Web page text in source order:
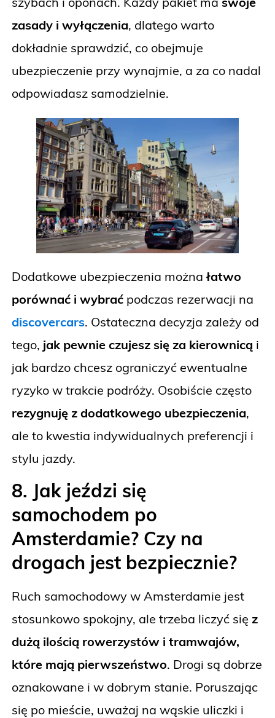
zasady i wyłączenia, dlatego warto
dokładnie sprawdzić, co obejmuje
ubezpieczenie przy wynajmie, a za co nadal
odpowiadasz samodzielnie.
Dodatkowe ubezpieczenia można łatwo
porównać i wybrać podczas rezerwacji na
discovercars. Ostateczna decyzja zależy od
tego, jak pewnie czujesz się za kierownicą i
jak bardzo chcesz ograniczyć ewentualne
ryzyko w trakcie podróży. Osobiście często
rezygnuję z dodatkowego ubezpieczenia,
ale to kwestia indywidualnych preferencji i
stylu jazdy.
8. Jak jeździ się
samochodem po
Amsterdamie? Czy na
drogach jest bezpiecznie?
Ruch samochodowy w Amsterdamie jest
stosunkowo spokojny, ale trzeba liczyć się z
dużą ilością rowerzystów i tramwajów,
które mają pierwszeństwo. Drogi są dobrze
oznakowane i w dobrym stanie. Poruszając
się po mieście, uważaj na wąskie uliczki i